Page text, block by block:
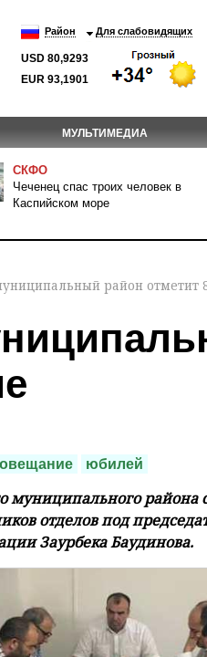
Район Для слабовидящих
USD 80,9293
EUR 93,1901
МУЛЬТИМЕДИА
СКФО
Чеченец спас троих человек в
Каспийском море
район отметит
юбилей
муниципального района
отделов под
Заурбека Баудинова.